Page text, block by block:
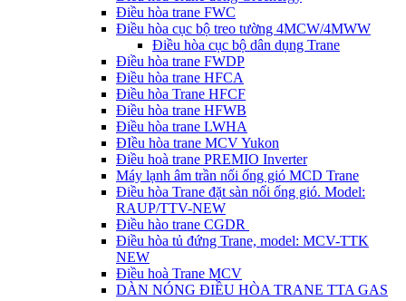
Điều hòa trane FWC
Điều hòa cục bộ treo tường 4MCW/4MWW
Điều hòa cục bộ dân dụng Trane
Điều hòa trane FWDP
Điều hòa trane HFCA
Điều hòa Trane HFCF
Điều hòa trane HFWB
Điều hòa trane LWHA
ĐIều hòa trane MCV Yukon
Điều hoà trane PREMIO Inverter
Máy lạnh âm trần nối ống gió MCD Trane
Điều hòa Trane đặt sàn nối ống gió. Model:
RAUP/TTV-NEW
Điều hào trane CGDR
Điều hòa tủ đứng Trane, model: MCV-TTK
NEW
Điều hoà Trane MCV
DÀN NÓNG ĐIỀU HÒA TRANE TTA GAS